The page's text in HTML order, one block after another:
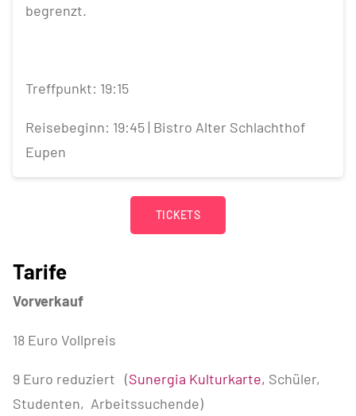
begrenzt.
Treffpunkt: 19:15
Reisebeginn: 19:45 | Bistro Alter Schlachthof
Eupen
TICKETS
Tarife
Vorverkauf
18 Euro Vollpreis
9 Euro reduziert (Sunergia Kulturkarte, Schüler,
Studenten, Arbeitssuchende)